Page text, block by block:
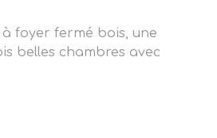
à foyer fermé bois, une
belles chambres avec